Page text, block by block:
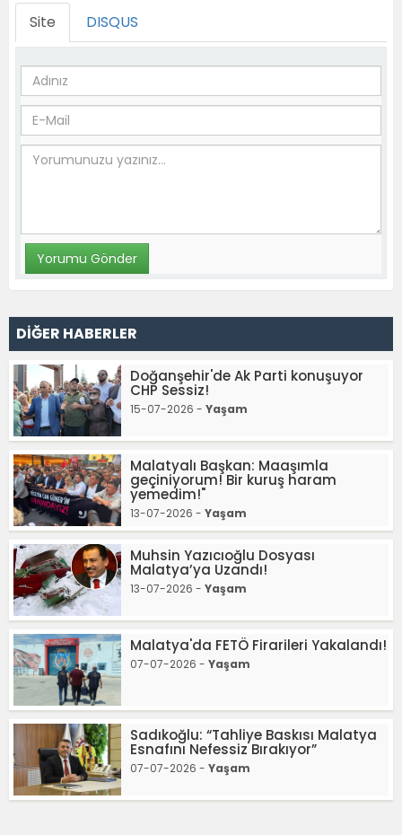
Site DISQUS
DİĞER HABERLER
Doğanşehir'de Ak Parti konuşuyor
CHP Sessiz!
15-07-2026 - Yaşam
Malatyalı Başkan: Maaşımla
geçiniyorum! Bir kuruş haram
yemedim!"
13-07-2026 - Yaşam
Muhsin Yazıcıoğlu Dosyası
Malatya’ya Uzandı!
13-07-2026 - Yaşam
Malatya'da FETÖ Firarileri Yakalandı!
07-07-2026 - Yaşam
Sadıkoğlu: “Tahliye Baskısı Malatya
Esnafını Nefessiz Bırakıyor”
07-07-2026 - Yaşam